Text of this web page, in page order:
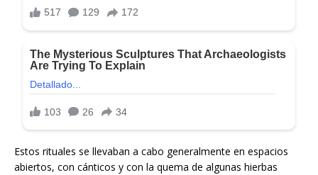
Estos rituales se llevaban a cabo generalmente en espacios
abiertos, con cánticos y con la quema de algunas hierbas